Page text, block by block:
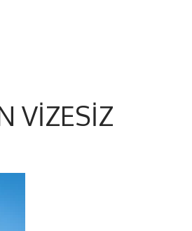
VIZESIZ